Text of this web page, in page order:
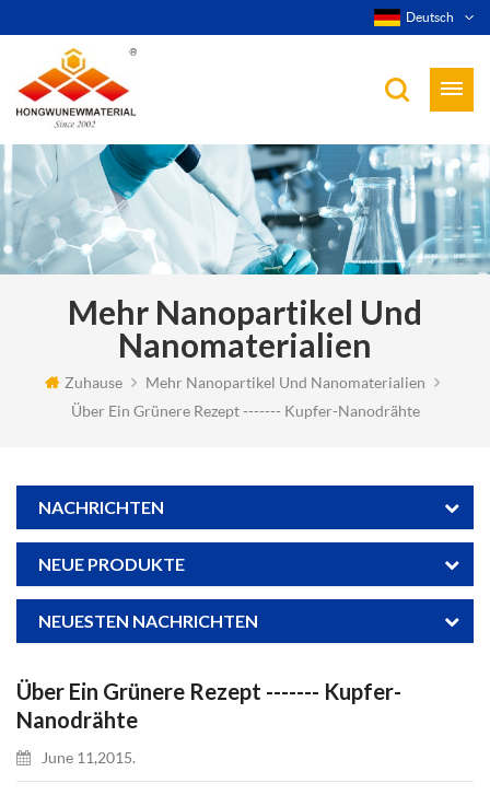
Deutsch
Mehr Nanopartikel Und
Nanomaterialien
Zuhause
Mehr Nanopartikel Und Nanomaterialien
Über Ein Grünere Rezept ------- Kupfer-Nanodrähte
NACHRICHTEN
NEUE PRODUKTE
NEUESTEN NACHRICHTEN
Über Ein Grünere Rezept ------- Kupfer-
Nanodrähte
June 11,2015.